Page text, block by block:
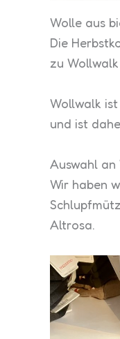
Wolle aus
Die
zu
Wollwalk
und ist
Auswahl an
Wir haben
Altrosa.